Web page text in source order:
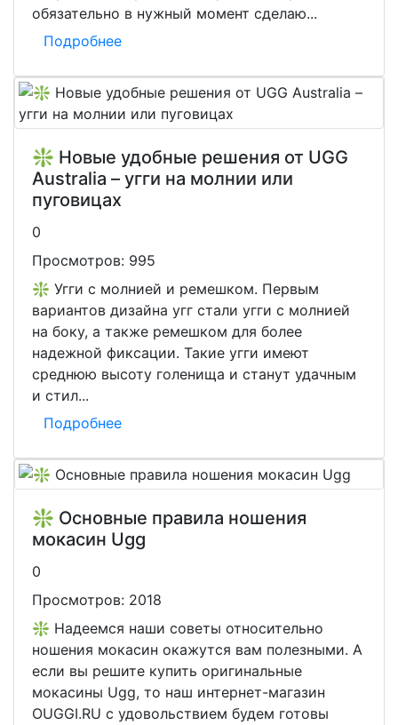
обязательно в нужный момент сделаю...
Подробнее
❇️ Новые удобные решения от UGG
Australia – угги на молнии или
пуговицах
0
Просмотров: 995
❇️ Угги с молнией и ремешком. Первым
вариантов дизайна угг стали угги с молнией
на боку, а также ремешком для более
надежной фиксации. Такие угги имеют
среднюю высоту голенища и станут удачным
и стил...
Подробнее
❇️ Основные правила ношения
мокасин Ugg
0
Просмотров: 2018
❇️ Надеемся наши советы относительно
ношения мокасин окажутся вам полезными. А
если вы решите купить оригинальные
мокасины Ugg, то наш интернет-магазин
OUGGI.RU с удовольствием будем готовы